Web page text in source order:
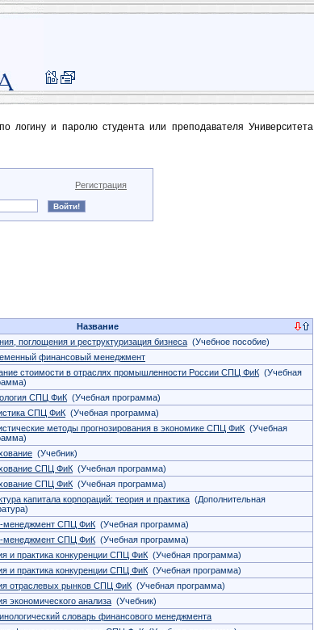
логину и паролю студента или преподавателя Университета
Регистрация
Название
поглощения и реструктуризация бизнеса (Учебное пособие)
финансовый менеджмент
стоимости в отраслях промышленности России СПЦ ФиК (Учебная
СПЦ ФиК (Учебная программа)
СПЦ ФиК (Учебная программа)
методы прогнозирования в экономике СПЦ ФиК (Учебная
(Учебник)
СПЦ ФиК (Учебная программа)
СПЦ ФиК (Учебная программа)
капитала корпораций: теория и практика (Дополнительная
менеджмент СПЦ ФиК (Учебная программа)
менеджмент СПЦ ФиК (Учебная программа)
и практика конкуренции СПЦ ФиК (Учебная программа)
и практика конкуренции СПЦ ФиК (Учебная программа)
отраслевых рынков СПЦ ФиК (Учебная программа)
экономического анализа (Учебник)
словарь финансового менеджмента